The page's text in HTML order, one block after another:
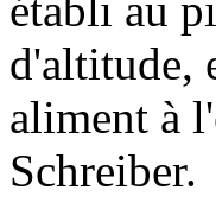
d'altitude,
aliment à
Schreiber.